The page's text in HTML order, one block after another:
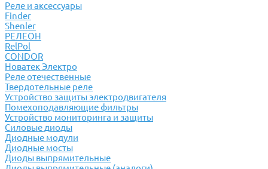
Реле и аксессуары
Finder
Shenler
РЕЛЕОН
RelPol
CONDOR
Новатек Электро
Реле отечественные
Твердотельные реле
Устройство защиты электродвигателя
Помехоподавляющие фильтры
Устройство мониторинга и защиты
Силовые диоды
Диодные модули
Диодные мосты
Диоды выпрямительные